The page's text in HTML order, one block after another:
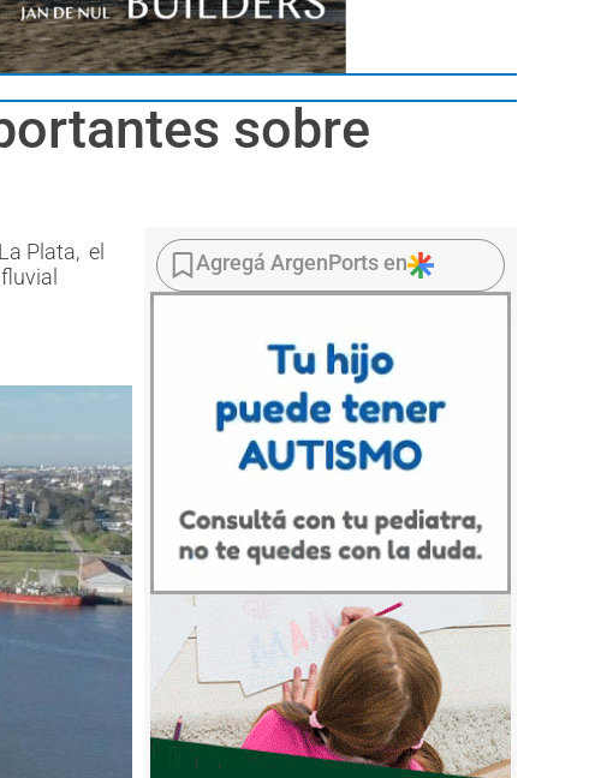
sobre
Plata, el
Agregá ArgenPorts en